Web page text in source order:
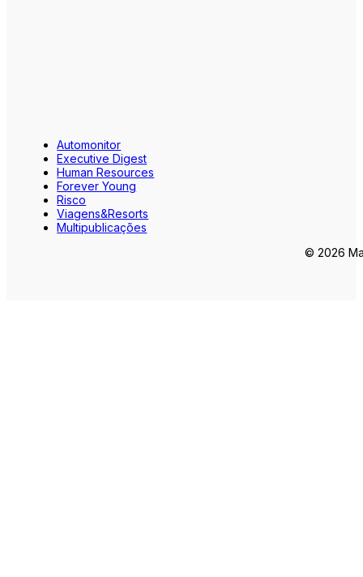
Automonitor
Executive Digest
Human Resources
Forever Young
Risco
Viagens&Resorts
Multipublicações
© 2026